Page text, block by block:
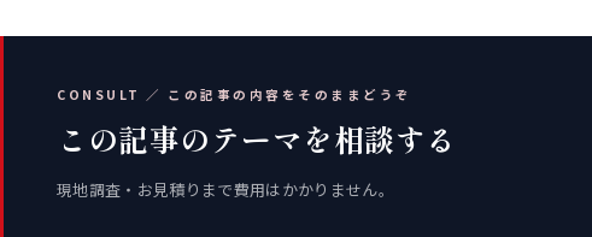
CONSULT ／ この記事の内容をそのままどうぞ
この記事のテーマを相談する
現地調査・お見積りまで費用はかかりません。